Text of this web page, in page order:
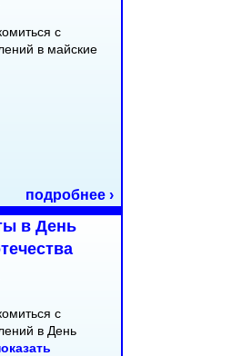
с
в майские
подробнее ›
в День
с
в День